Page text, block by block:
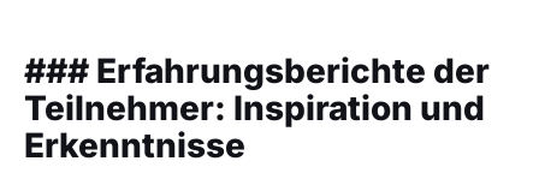
### Erfahrungsberichte der
Teilnehmer: ⁢Inspiration und
Erkenntnisse